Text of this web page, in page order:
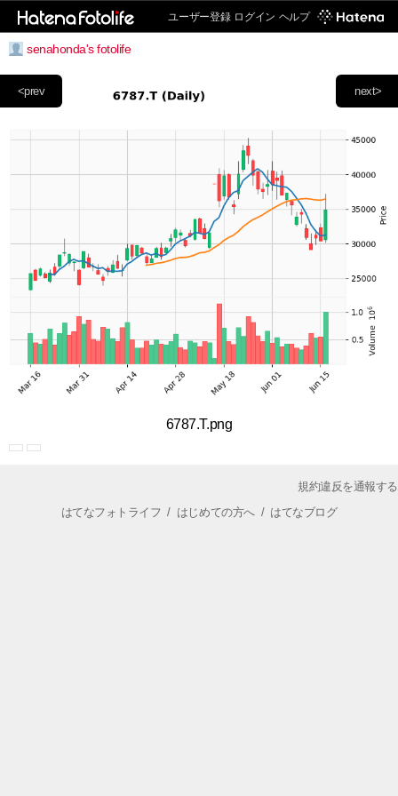
ユーザー登録 ログイン ヘルプ
senahonda's fotolife
next>
<prev
6787.T.png
規約違反を通報する
はてなフォトライフ / はじめての方へ/ はてなブログ